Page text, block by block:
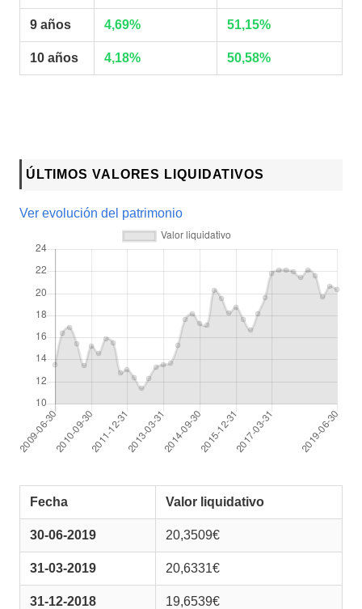
9 años 4,69% 51,15%
10 años 4,18% 50,58%
ÚLTIMOS VALORES LIQUIDATIVOS
Ver evolución del patrimonio
Fecha Valor liquidativo
30-06-2019 20,3509€
31-03-2019 20,6331€
31-12-2018 19,6539€